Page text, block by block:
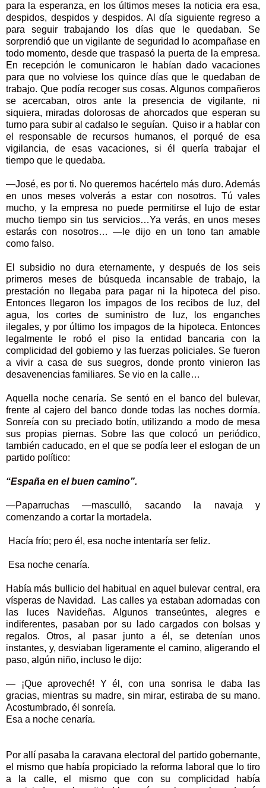
para la esperanza, en los últimos meses la noticia era esa,
despidos, despidos y despidos. Al día siguiente regreso a
para seguir trabajando los días que le quedaban. Se
sorprendió que un vigilante de seguridad lo acompañase en
todo momento, desde que traspasó la puerta de la empresa.
En recepción le comunicaron le habían dado vacaciones
para que no volviese los quince días que le quedaban de
trabajo. Que podía recoger sus cosas. Algunos compañeros
se acercaban, otros ante la presencia de vigilante, ni
siquiera, miradas dolorosas de ahorcados que esperan su
turno para subir al cadalso le seguían. Quiso ir a hablar con
el responsable de recursos humanos, el porqué de esa
vigilancia, de esas vacaciones, si él quería trabajar el
tiempo que le quedaba.
—José, es por ti. No queremos hacértelo más duro. Además
en unos meses volverás a estar con nosotros. Tú vales
mucho, y la empresa no puede permitirse el lujo de estar
mucho tiempo sin tus servicios…Ya verás, en unos meses
estarás con nosotros… —le dijo en un tono tan amable
como falso.
El subsidio no dura eternamente, y después de los seis
primeros meses de búsqueda incansable de trabajo, la
prestación no llegaba para pagar ni la hipoteca del piso.
Entonces llegaron los impagos de los recibos de luz, del
agua, los cortes de suministro de luz, los enganches
ilegales, y por último los impagos de la hipoteca. Entonces
legalmente le robó el piso la entidad bancaria con la
complicidad del gobierno y las fuerzas policiales. Se fueron
a vivir a casa de sus suegros, donde pronto vinieron las
desavenencias familiares. Se vio en la calle…
Aquella noche cenaría. Se sentó en el banco del bulevar,
frente al cajero del banco donde todas las noches dormía.
Sonreía con su preciado botín, utilizando a modo de mesa
sus propias piernas. Sobre las que colocó un periódico,
también caducado, en el que se podía leer el eslogan de un
partido político:
“España en el buen camino”.
—Paparruchas —masculló, sacando la navaja y
comenzando a cortar la mortadela.
Hacía frío; pero él, esa noche intentaría ser feliz.
Esa noche cenaría.
Había más bullicio del habitual en aquel bulevar central, era
vísperas de Navidad. Las calles ya estaban adornadas con
las luces Navideñas. Algunos transeúntes, alegres e
indiferentes, pasaban por su lado cargados con bolsas y
regalos. Otros, al pasar junto a él, se detenían unos
instantes, y, desviaban ligeramente el camino, aligerando el
paso, algún niño, incluso le dijo:
— ¡Que aproveché! Y él, con una sonrisa le daba las
gracias, mientras su madre, sin mirar, estiraba de su mano.
Acostumbrado, él sonreía.
Esa a noche cenaría.
Por allí pasaba la caravana electoral del partido gobernante,
el mismo que había propiciado la reforma laboral que lo tiro
a la calle, el mismo que con su complicidad había